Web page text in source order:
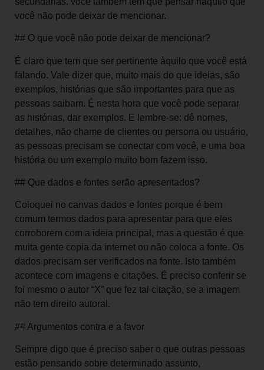
você não pode deixar de mencionar.
## O que você não pode deixar de mencionar?
É claro que tem que ser pertinente àquilo que você está
falando. Vale dizer que, muito mais do que ideias, são
exemplos, histórias que são importantes para que as
pessoas saibam. É nesta hora que você pode separar
as histórias, dar exemplos. E lembre-se: dê nomes,
detalhes, não chame de clientes ou persona ou usuário,
as pessoas precisam se conectar com você, e uma boa
história ou um exemplo muito bom fazem isso.
## Que dados e fontes serão apresentados?
Coloquei no canvas dados e fontes porque é bem
comum termos dados para apresentar para que eles
corroborem com a ideia principal, mas a questão é que
muita gente copia da internet ou não coloca a fonte. Os
dados precisam ser verificados na fonte. Isto também
acontece com imagens e citações. É preciso conferir se
foi mesmo o autor “X” que fez tal citação, se a imagem
não tem direito autoral.
## Argumentos contra e a favor
Sempre digo que é preciso saber o que outras pessoas
estão pensando sobre determinado assunto,